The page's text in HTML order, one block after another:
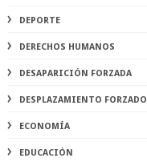
DEPORTE
DERECHOS HUMANOS
DESAPARICIÓN FORZADA
DESPLAZAMIENTO FORZADO
ECONOMÍA
EDUCACIÓN